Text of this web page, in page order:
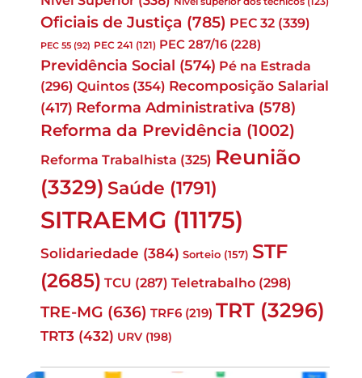
Oficiais de Justiça (785) PEC 32 (339)
PEC 55 (92) PEC 241 (121) PEC 287/16 (228)
Previdência Social (574) Pé na Estrada
(296) Quintos (354) Recomposição Salarial
(417) Reforma Administrativa (578)
Reforma da Previdência (1002)
Reforma Trabalhista (325) Reunião
(3329) Saúde (1791)
SITRAEMG (11175)
Solidariedade (384) Sorteio (157) STF
(2685) TCU (287) Teletrabalho (298)
TRE-MG (636) TRF6 (219) TRT (3296)
TRT3 (432) URV (198)